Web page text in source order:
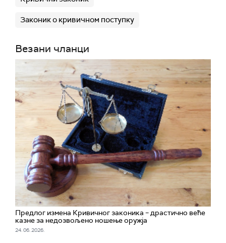
Законик о кривичном поступку
Везани чланци
Предлог измена Кривичног законика – драстично веће
казне за недозвољено ношење оружја
24. 06. 2026.